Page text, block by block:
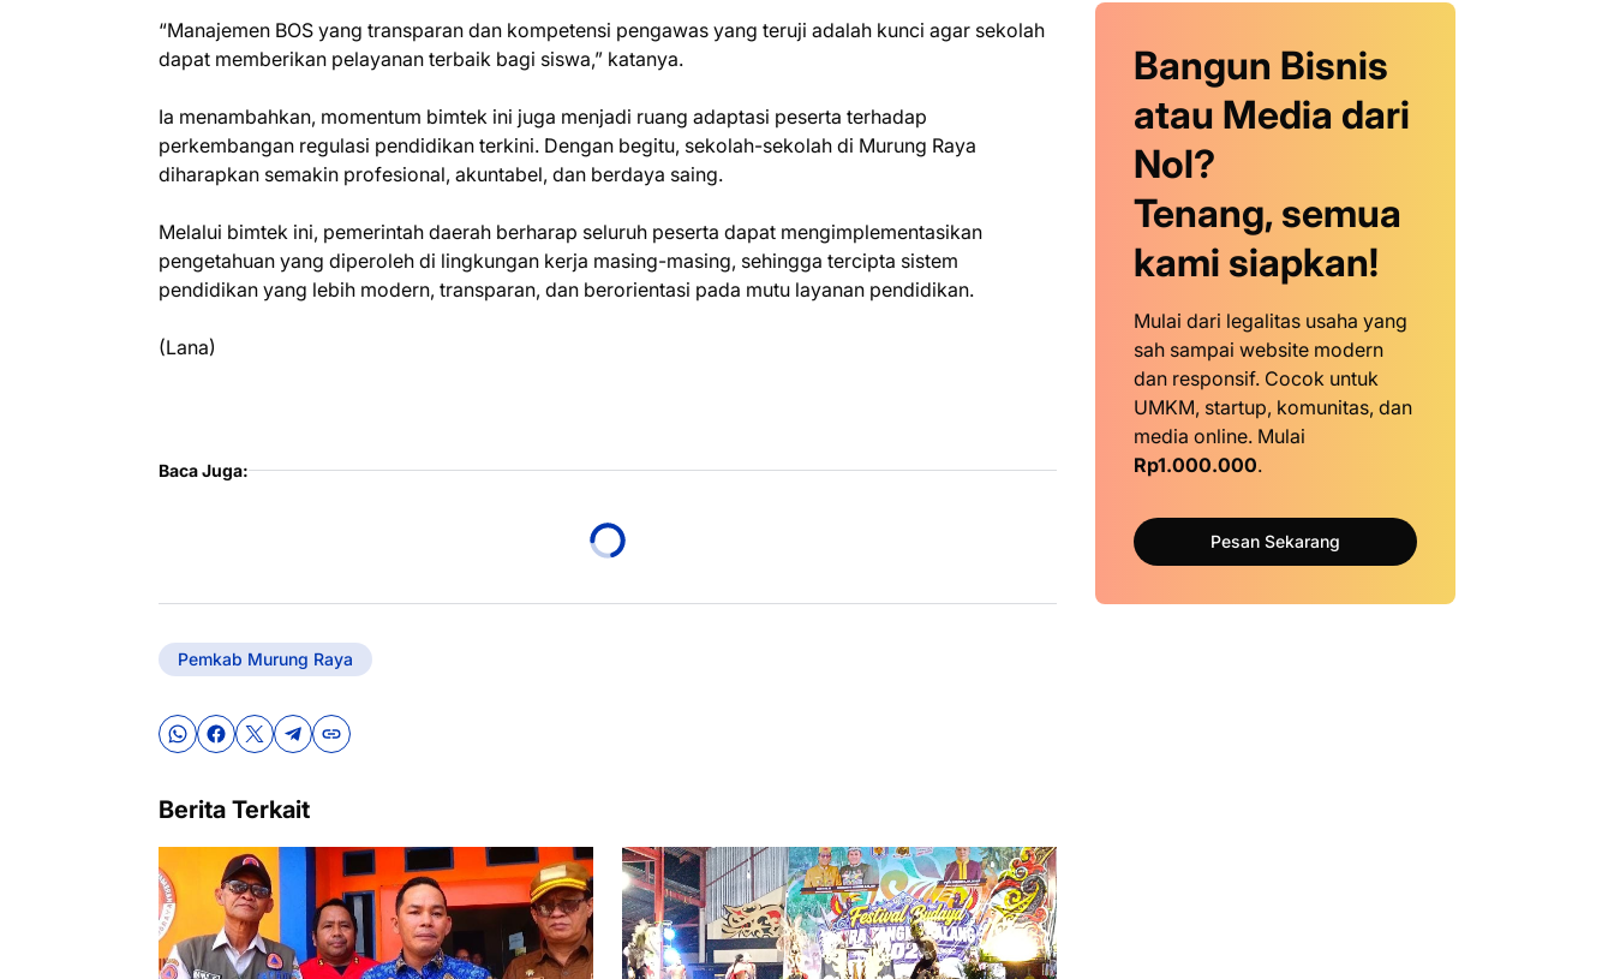
“Manajemen BOS yang transparan dan kompetensi pengawas yang teruji adalah kunci agar sekolah
dapat memberikan pelayanan terbaik bagi siswa,” katanya.
Ia menambahkan, momentum bimtek ini juga menjadi ruang adaptasi peserta terhadap
perkembangan regulasi pendidikan terkini. Dengan begitu, sekolah-sekolah di Murung Raya
diharapkan semakin profesional, akuntabel, dan berdaya saing.
Melalui bimtek ini, pemerintah daerah berharap seluruh peserta dapat mengimplementasikan
pengetahuan yang diperoleh di lingkungan kerja masing-masing, sehingga tercipta sistem
pendidikan yang lebih modern, transparan, dan berorientasi pada mutu layanan pendidikan.
(Lana)
Baca Juga:
Pemkab Murung Raya
Berita Terkait
Bangun Bisnis
atau Media dari
Nol?
Tenang, semua
kami siapkan!
Mulai dari legalitas usaha yang
sah sampai website modern
dan responsif. Cocok untuk
UMKM, startup, komunitas, dan
media online. Mulai
Rp1.000.000.
Pesan Sekarang